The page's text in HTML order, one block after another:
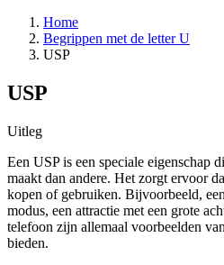
Home
Begrippen met de letter U
USP
USP
Uitleg
Een USP is een speciale eigenschap
maakt dan andere. Het zorgt ervoor
kopen of gebruiken. Bijvoorbeeld,
modus, een attractie met een grote
telefoon zijn allemaal voorbeelden
bieden.